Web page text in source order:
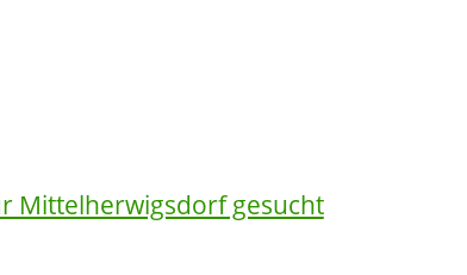
Mittelherwigsdorf gesucht